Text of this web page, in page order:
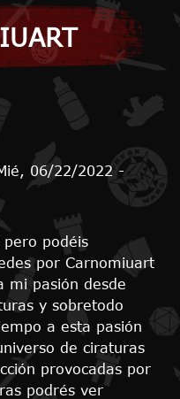
06/22/2022 -
pero podéis
por Carnomiuart
mi pasión desde
y sobretodo
a esta pasión
de ciraturas
provocadas por
podrés ver